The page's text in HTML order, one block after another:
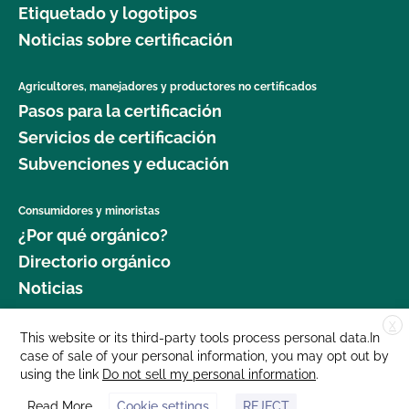
la producción orgánica?
la certificación y el mantenimiento de registros?
¿Qué normas certifica el CCOF?
de mi registro en el Programa Orgánico Estatal de
California (SOP)?
¿Qué ocurrirá en mi inspección orgánica?
¿Qué/quién es PrimusGFS?
jardinería orgánica?
seguridad alimentaria como agricultor orgánico?
¿Dónde puedo obtener más información sobre la
gestión del ganado orgánico?
¿Dónde puedo encontrar semillas y plantas
orgánicas?
¿Qué cultivos requieren un intervalo de 120 días
antes de la cosecha cuando se aplica estiércol?
¿Qué norma GLOBALG.A.P. es mejor para mi
empresa?
Etiquetado y logotipos
Noticias sobre certificación
Agricultores, manejadores y productores no certificados
Pasos para la certificación
Servicios de certificación
Subvenciones y educación
Consumidores y minoristas
¿Por qué orgánico?
Directorio orgánico
Noticias
Donar
Carreras profesionales
Sala de prensa
X
This website or its third-party tools process personal data.In
case of sale of your personal information, you may opt out by
using the link Do not sell my personal information.